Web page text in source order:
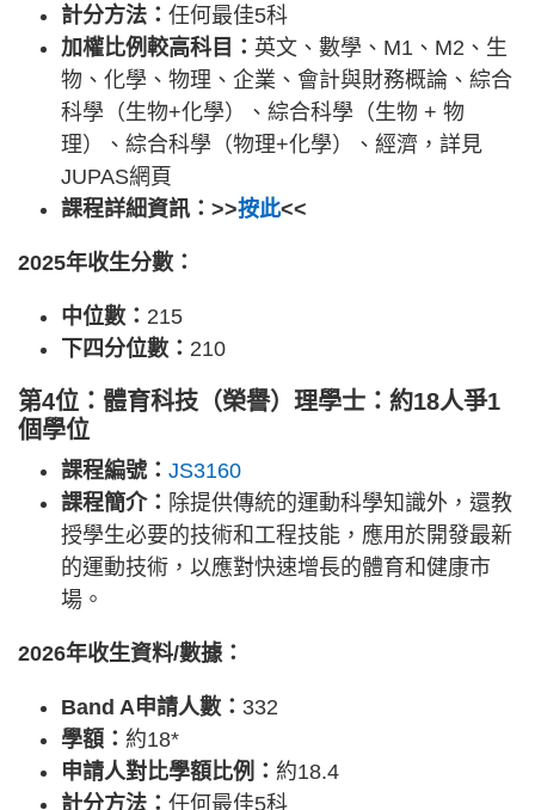
計分方法： 任何最佳5科
加權比例較高科目： 英文、數學、M1、M2、生
物、化學、物理、企業、會計與財務概論、綜合
科學（生物+化學）、綜合科學（生物 + 物
理）、綜合科學（物理+化學）、經濟，詳見
JUPAS網頁
課程詳細資訊：>>按此<<
2025年收生分數：
中位數： 215
下四分位數： 210
第4位：體育科技（榮譽）理學士：約18人爭1
個學位
課程編號： JS3160
課程簡介： 除提供傳統的運動科學知識外，還教
授學生必要的技術和工程技能，應用於開發最新
的運動技術，以應對快速增長的體育和健康市
場。
2026年收生資料/數據：
Band A申請人數： 332
學額： 約18*
申請人對比學額比例： 約18.4
計分方法： 任何最佳5科